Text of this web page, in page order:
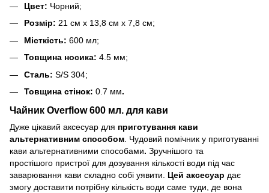
Цвет: Чорний;
Розмір: 21 см x 13,8 см x 7,8 см;
Місткість: 600 мл;
Товщина носика: 4.5 мм;
Сталь: S/S 304;
Товщина стінок: 0.7 мм.
Чайник Overflow 600 мл. для кави
Дуже цікавий аксесуар для приготування кави
альтернативним способом . Чудовий помічник у приготуванні
кави альтернативними способами. Зручнішого та
простішого пристрої для дозування кількості води під час
заварювання кави складно собі уявити.
Цей аксесуар дає
змогу доставити потрібну кількість води саме туди, де вона